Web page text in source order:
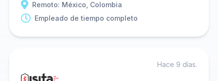
Remoto: México, Colombia
Empleado de tiempo completo
Hace 9 días.